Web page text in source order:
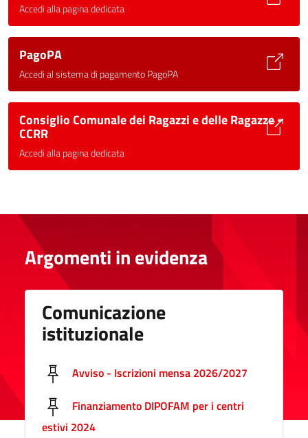
Accedi alla pagina dedicata
PagoPA
Accedi al sistema di pagamento PagoPA
Consiglio Comunale dei Ragazzi e delle Ragazze -
CCRR
Accedi alla pagina dedicata
Argomenti in evidenza
Comunicazione
istituzionale
Avviso - Iscrizioni mensa 2026/2027
Finanziamento DIPOFAM per i centri
estivi 2024